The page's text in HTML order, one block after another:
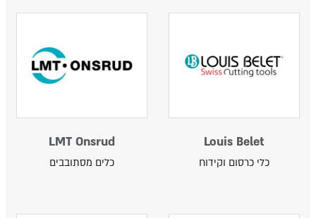
LMT Onsrud
כלים מסתובבים
Louis Belet
כלי כרסום וקידוח